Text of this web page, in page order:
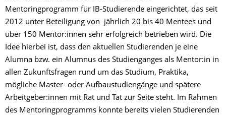
Mentoringprogramm für IB-Studierende eingerichtet, das seit
2012 unter Beteiligung von jährlich 20 bis 40 Mentees und
über 150 Mentor:innen sehr erfolgreich betrieben wird. Die
Idee hierbei ist, dass den aktuellen Studierenden je eine
Alumna bzw. ein Alumnus des Studienganges als Mentor:in in
allen Zukunftsfragen rund um das Studium, Praktika,
mögliche Master- oder Aufbaustudiengänge und spätere
Arbeitgeber:innen mit Rat und Tat zur Seite steht. Im Rahmen
des Mentoringprogramms konnte bereits vielen Studierenden